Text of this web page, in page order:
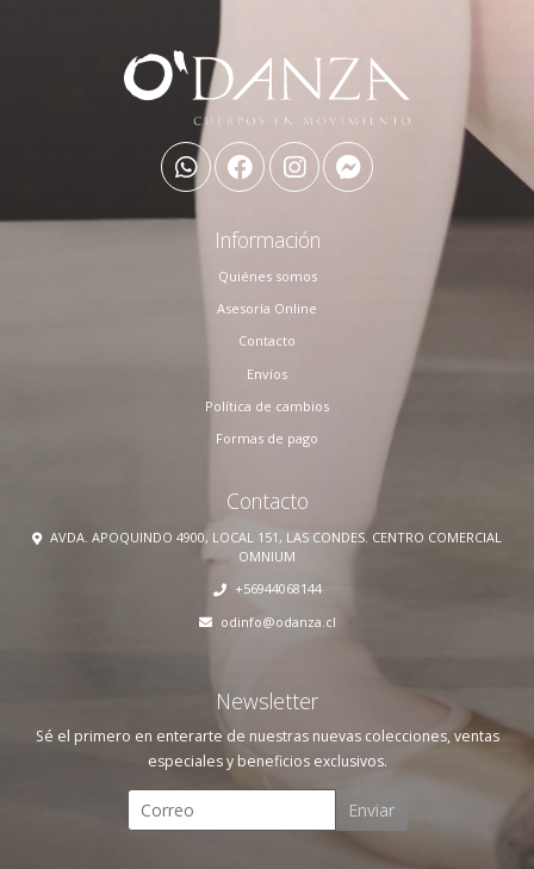
Información
Quiénes somos
Asesoría Online
Contacto
Envíos
Política de cambios
Formas de pago
Contacto
AVDA. APOQUINDO 4900, LOCAL 151, LAS CONDES. CENTRO COMERCIAL
OMNIUM
+56944068144
odinfo@odanza.cl
Newsletter
Sé el primero en enterarte de nuestras nuevas colecciones, ventas
especiales y beneficios exclusivos.
Enviar